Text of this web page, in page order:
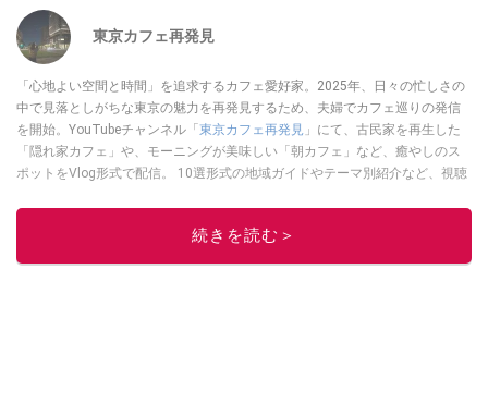
東京カフェ再発見
「心地よい空間と時間」を追求するカフェ愛好家。2025年、日々の忙しさの
中で見落としがちな東京の魅力を再発見するため、夫婦でカフェ巡りの発信
を開始。YouTubeチャンネル「東京カフェ再発見 」にて、古民家を再生した
「隠れ家カフェ」や、モーニングが美味しい「朝カフェ」など、癒やしのス
ポットをVlog形式で配信。 10選形式の地域ガイドやテーマ別紹介など、視聴
このイチオシストの他の記事を読む
続きを読む＞